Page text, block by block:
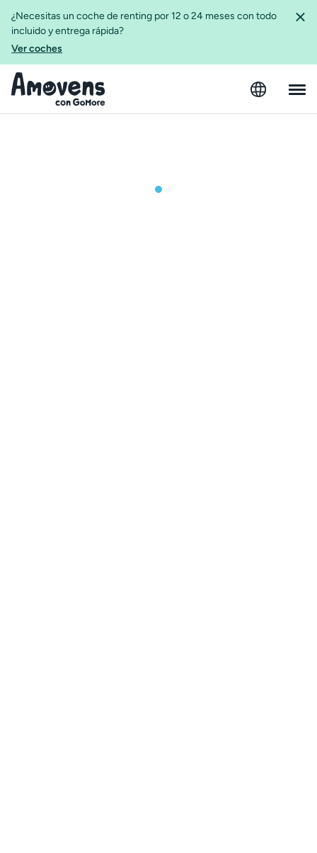
¿Necesitas un coche de renting por 12 o 24 meses con todo
incluido y entrega rápida?
Ver coches